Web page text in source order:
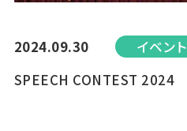
2024.09.30
イベント
SPEECH CONTEST 2024